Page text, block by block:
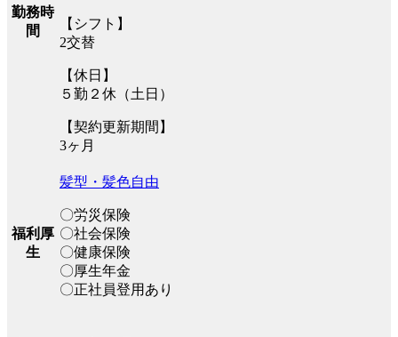
勤務時
間
【シフト】
2交替
【休日】
５勤２休（土日）
【契約更新期間】
3ヶ月
福利厚
生
髪型・髪色自由
〇労災保険
〇社会保険
〇健康保険
〇厚生年金
〇正社員登用あり